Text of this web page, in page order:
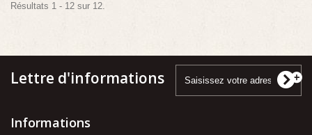
Résultats 1 - 12 sur 12.
Lettre d'informations
Informations